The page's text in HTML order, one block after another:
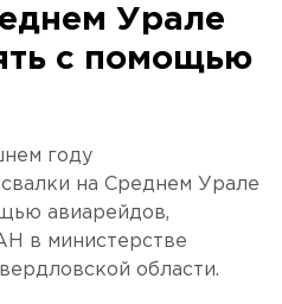
Урале
с помощью
году
на Среднем Урале
авиарейдов,
в министерстве
области.